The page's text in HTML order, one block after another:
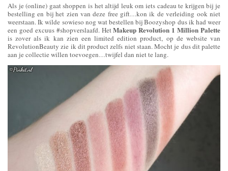
Als je (online) gaat shoppen is het altijd leuk om iets cadeau te krijgen bij je
bestelling en bij het zien van deze free gift…kon ik de verleiding ook niet
weerstaan. Ik wilde sowieso nog wat bestellen bij Boozyshop dus ik had weer
een goed excuus #shopverslaafd. HetMakeup Revolution 1 Million Palette
is zover als ik kan zien een limited edition product, op de website van
RevolutionBeauty zie ik dit product zelfs niet staan. Mocht je dus dit palette
aan je collectie willen toevoegen…twijfel dan niet te lang.